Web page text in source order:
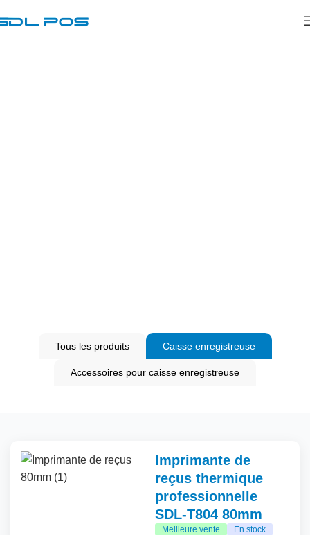
Tous les produits Caisse enregistreuse
Accessoires pour caisse enregistreuse
Imprimante de
reçus thermique
professionnelle
SDL-T804 80mm
Meilleure vente En stock